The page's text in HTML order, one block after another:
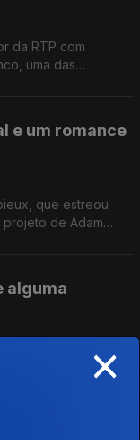
da RTP com
uma das
e um romance
que estreou
de Adam
alguma
polémico
Comédia e o
na Filmin.
×